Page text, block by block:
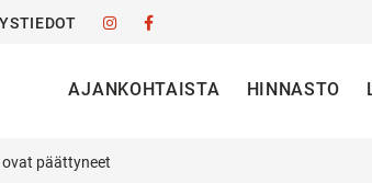
AJANKOHTAISTA HINNASTO
päättyneet